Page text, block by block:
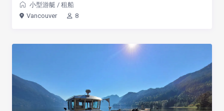
小型游艇 / 租船
Vancouver
8